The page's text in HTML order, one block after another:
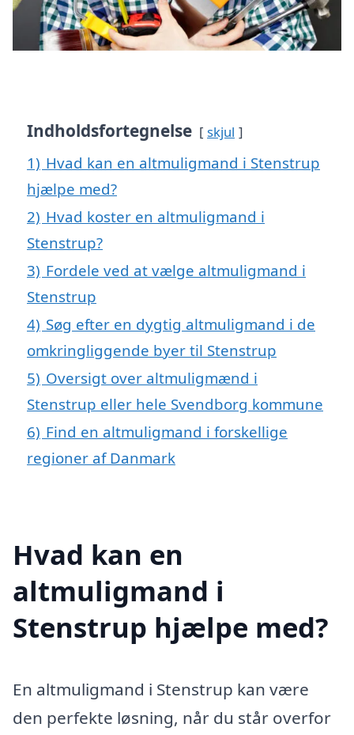
Indholdsfortegnelse skjul
1) Hvad kan en altmuligmand i Stenstrup
hjælpe med?
2) Hvad koster en altmuligmand i
Stenstrup?
3) Fordele ved at vælge altmuligmand i
Stenstrup
4) Søg efter en dygtig altmuligmand i de
omkringliggende byer til Stenstrup
5) Oversigt over altmuligmænd i
Stenstrup eller hele Svendborg kommune
6) Find en altmuligmand i forskellige
regioner af Danmark
Hvad kan en
altmuligmand i
Stenstrup hjælpe med?
En altmuligmand i Stenstrup kan være
den perfekte løsning, når du står overfor